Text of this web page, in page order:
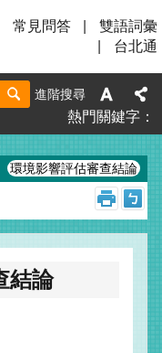
常見問答
雙語詞彙
台北通
進階搜尋
熱門關鍵字
環境影響評估審查結論
結論